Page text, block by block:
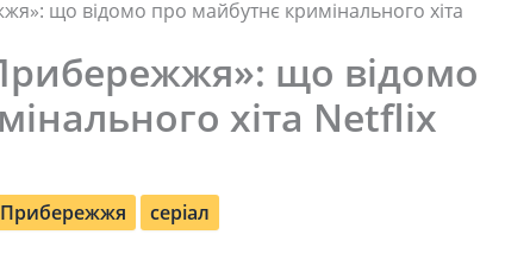
що відомо про майбутнє кримінального хіта
що відомо
хіта Netflix
Прибережжя серіал